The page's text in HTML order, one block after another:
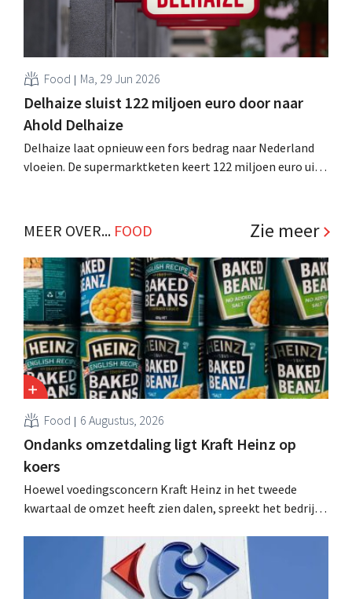
Food Ma, 29 Jun 2026
Delhaize sluist 122 miljoen euro door naar
Ahold Delhaize
Delhaize laat opnieuw een fors bedrag naar Nederland
vloeien. De supermarktketen keert 122 miljoen euro uit
MEER OVER... FOOD Zie meer
Food 6 Augustus, 2026
Ondanks omzetdaling ligt Kraft Heinz op
koers
Hoewel voedingsconcern Kraft Heinz in het tweede
kwartaal de omzet heeft zien dalen, spreekt het bedrijf
multinational verhoogt de investeringen en de
vooruitzichten.